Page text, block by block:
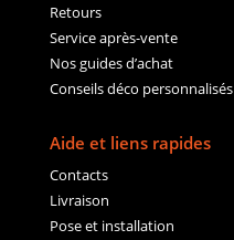
Retours
Service après-vente
Nos guides d’achat
Conseils déco personnalisés
Aide et liens rapides
Contacts
Livraison
Pose et installation